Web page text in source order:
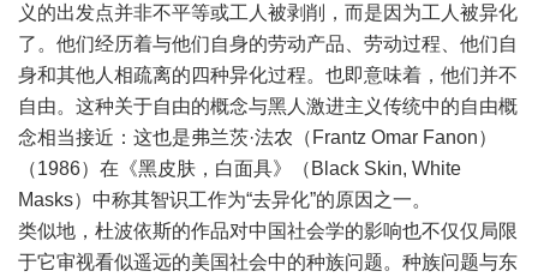
义的出发点并非不平等或工人被剥削，而是因为工人被异化
了。他们经历着与他们自身的劳动产品、劳动过程、他们自
身和其他人相疏离的四种异化过程。也即意味着，他们并不
自由。这种关于自由的概念与黑人激进主义传统中的自由概
念相当接近：这也是弗兰茨·法农（Frantz Omar Fanon）
（1986）在《黑皮肤，白面具》（Black Skin, White
Masks）中称其智识工作为“去异化”的原因之一。
类似地，杜波依斯的作品对中国社会学的影响也不仅仅局限
于它审视看似遥远的美国社会中的种族问题。种族问题与东